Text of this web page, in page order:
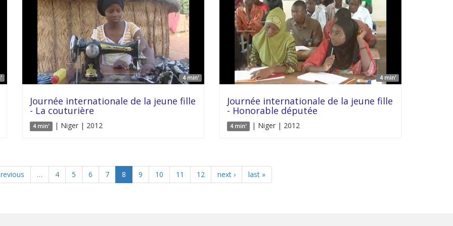
4 min'
Journée internationale de la jeune fille
- La couturière
4 min' | Niger | 2012
4 min'
Journée internationale de la jeune fille
- Honorable députée
4 min' | Niger | 2012
… 4 5 6 7 8 9 10 11 12 next › last »